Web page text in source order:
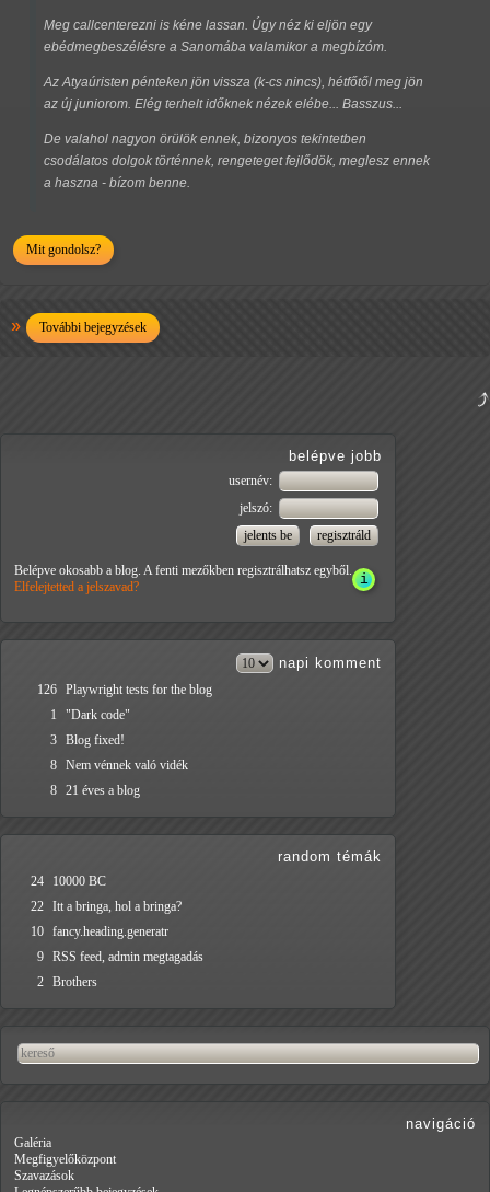
Meg callcenterezni is kéne lassan. Úgy néz ki eljön egy
ebédmegbeszélésre a Sanomába valamikor a megbízóm.
Az Atyaúristen pénteken jön vissza (k-cs nincs), hétfőtől meg jön
az új juniorom. Elég terhelt időknek nézek elébe... Basszus...
De valahol nagyon örülök ennek, bizonyos tekintetben
csodálatos dolgok történnek, rengeteget fejlődök, meglesz ennek
a haszna - bízom benne.
Mit gondolsz?
További bejegyzések
belépve jobb
usernév:
jelszó:
Belépve okosabb a blog. A fenti mezőkben regisztrálhatsz egyből.
Elfelejtetted a jelszavad?
napi komment
126 Playwright tests for the blog
1
"Dark code"
3 Blog fixed!
8 Nem vénnek való vidék
8 21 éves a blog
random témák
24
10000 BC
22 Itt a bringa, hol a bringa?
10 fancy.heading.generatr
9 RSS feed, admin megtagadás
2 Brothers
navigáció
Galéria
Megfigyelőközpont
Szavazások